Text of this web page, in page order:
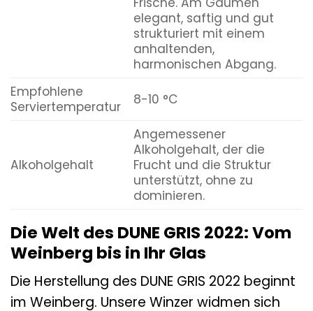
elegant, saftig und gut
strukturiert mit einem
anhaltenden,
harmonischen Abgang.
Empfohlene
Serviertemperatur
8-10 °C
Alkoholgehalt
Angemessener
Alkoholgehalt, der die
Frucht und die Struktur
unterstützt, ohne zu
dominieren.
Die Welt des DUNE GRIS 2022: Vom
Weinberg bis in Ihr Glas
Die Herstellung des DUNE GRIS 2022 beginnt
im Weinberg. Unsere Winzer widmen sich